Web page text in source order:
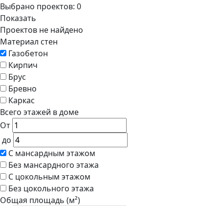
Выбрано проектов: 0
Показать
Проектов не найдено
Материал стен
Газобетон
Кирпич
Брус
Бревно
Каркас
Всего этажей в доме
От
до
С мансардным этажом
Без мансардного этажа
С цокольным этажом
Без цокольного этажа
Общая площадь (м²)